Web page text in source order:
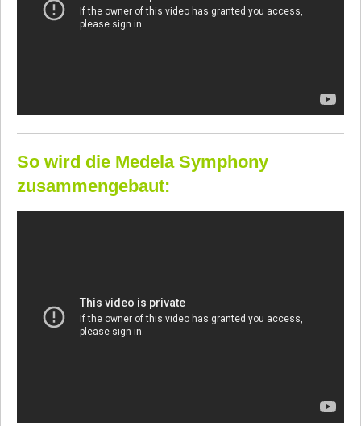
So wird die Medela Symphony
zusammengebaut: